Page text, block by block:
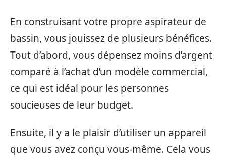
En construisant votre propre aspirateur de
bassin, vous jouissez de plusieurs bénéfices.
Tout d’abord, vous dépensez moins d’argent
comparé à l’achat d’un modèle commercial,
ce qui est idéal pour les personnes
soucieuses de leur budget.
Ensuite, il y a le plaisir d’utiliser un appareil
que vous avez conçu vous-même. Cela vous